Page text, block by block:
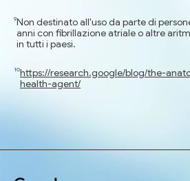
Non destinato all'uso da parte di
anni con fibrillazione atriale o altre
in tutti i paesi.
https://research.google/blog/the-
health-agent/